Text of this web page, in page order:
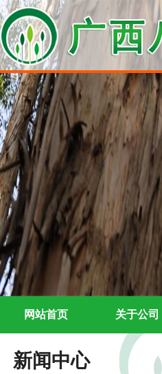
网站首页 关于公司
新闻中心